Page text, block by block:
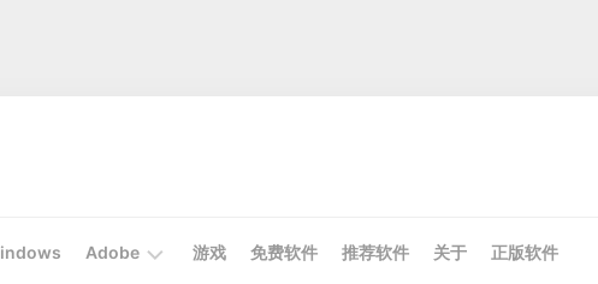
Adobe 游戏 免费软件 推荐软件 关于 正版软件